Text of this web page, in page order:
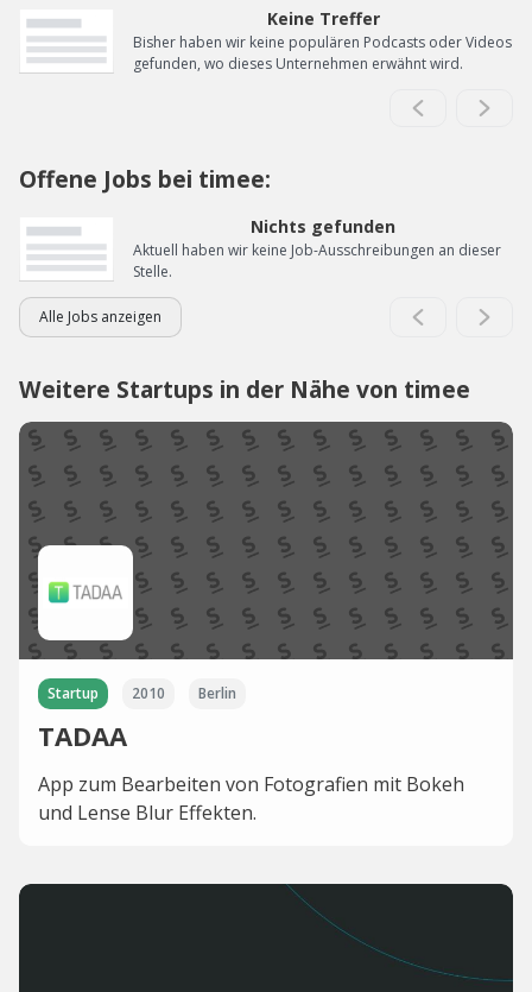
Keine Treffer
Bisher haben wir keine populären Podcasts oder Videos
gefunden, wo dieses Unternehmen erwähnt wird.
Offene Jobs bei timee:
Nichts gefunden
Aktuell haben wir keine Job-Ausschreibungen an dieser
Stelle.
Alle Jobs anzeigen
Weitere Startups in der Nähe von timee
Startup 2010 Berlin
TADAA
App zum Bearbeiten von Fotografien mit Bokeh
und Lense Blur Effekten.